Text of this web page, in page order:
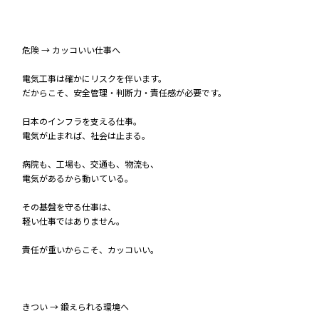
危険 → カッコいい仕事へ
電気工事は確かにリスクを伴います。
だからこそ、安全管理・判断力・責任感が必要です。
日本のインフラを支える仕事。
電気が止まれば、社会は止まる。
病院も、工場も、交通も、物流も、
電気があるから動いている。
その基盤を守る仕事は、
軽い仕事ではありません。
責任が重いからこそ、カッコいい。
きつい → 鍛えられる環境へ